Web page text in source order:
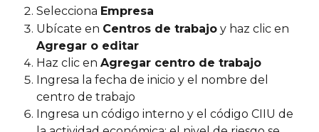
Selecciona Empresa
Ubícate en Centros de trabajo y haz clic en
Agregar o editar
Haz clic en Agregar centro de trabajo
Ingresa la fecha de inicio y el nombre del
centro de trabajo
Ingresa un código interno y el código CIIU de